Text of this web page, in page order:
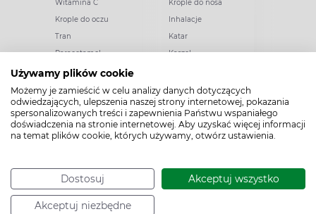
Używamy plików cookie
Możemy je zamieścić w celu analizy danych dotyczących
odwiedzających, ulepszenia naszej strony internetowej, pokazania
spersonalizowanych treści i zapewnienia Państwu wspaniałego
doświadczenia na stronie internetowej. Aby uzyskać więcej informacji
na temat plików cookie, których używamy, otwórz ustawienia.
Dostosuj Akceptuj wszystko
Akceptuj niezbędne
Witamina C
Krople do oczu
Tran
Paracetamol
Ibuprofen
Melatonina
Elektrolity
Kolagen
Zatoki
Krople do nosa
Inhalacje
Katar
Kaszel
Gorączka
Drapanie w gardle
Preparaty przeciwwirusowe
Zapalenie ucha
Witaminy i minerały